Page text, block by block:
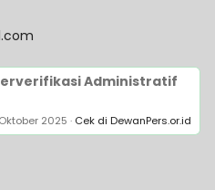
Administratif
2025 · Cek di DewanPers.or.id